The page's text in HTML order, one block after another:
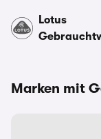
Lotus
Marken mit